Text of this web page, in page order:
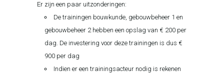
Er zijn een paar uitzonderingen:
De trainingen bouwkunde, gebouwbeheer 1 en
gebouwbeheer 2 hebben een opslag van € 200 per
dag. De investering voor deze trainingen is dus €
900 per dag
Indien er een trainingsacteur nodig is rekenen